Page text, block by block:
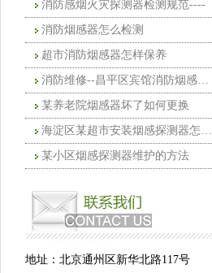
消防感烟火灾探测器检测规范----
消防烟感器怎么检测
超市消防烟感器怎样保养
消防维修--昌平区宾馆消防烟感探测器怎
某养老院烟感器坏了如何更换
海淀区某超市安装烟感探测器怎么清洗
某小区烟感探测器维护的方法
地址：北京通州区新华北路117号